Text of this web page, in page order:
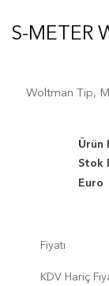
S-METER
Woltman Tip,
Ürün
Stok
Euro
Fiyatı
KDV Hariç